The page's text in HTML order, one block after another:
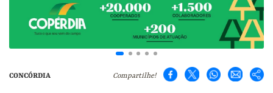
CONCÓRDIA Compartilhe!